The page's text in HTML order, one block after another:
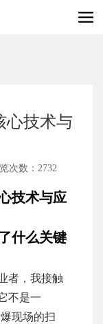
心技术与
次数：2732
技术与应
什么关键
者，我接触
不是一
现场的扫